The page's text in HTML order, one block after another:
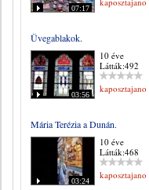
07:17
Üvegablakok.
03:56
10 éve
Látták:492
kaposztajanos
Mária Terézia a Dunán.
03:24
10 éve
Látták:468
kaposztajanos